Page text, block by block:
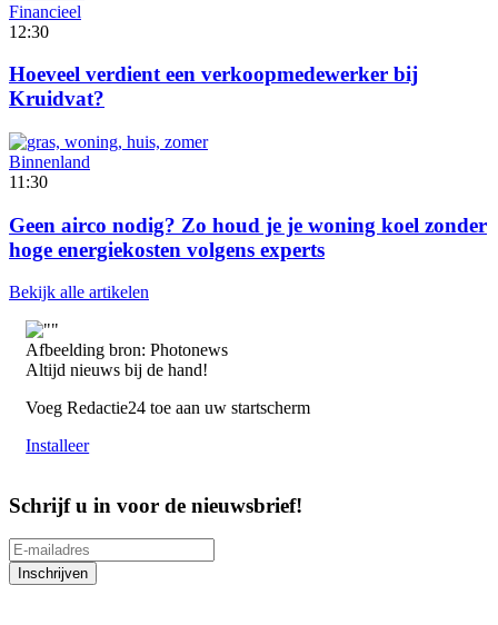
Financieel
12:30
Hoeveel verdient een verkoopmedewerker bij
Kruidvat?
Binnenland
11:30
Geen airco nodig? Zo houd je je woning koel zonder
hoge energiekosten volgens experts
Bekijk alle artikelen
Afbeelding bron: Photonews
Altijd nieuws bij de hand!
Voeg Redactie24 toe aan uw startscherm
Installeer
Schrijf u in voor de nieuwsbrief!
Inschrijven